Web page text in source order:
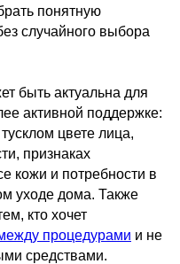
понятную
случайного выбора
быть актуальна для
активной поддержке:
цвете лица,
признаках
кожи и потребности в
уходе дома. Также
кто хочет
процедурами и не
средствами.